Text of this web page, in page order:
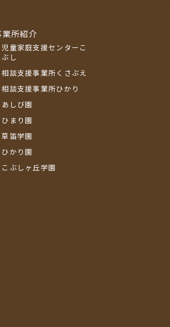
業所紹介
児童家庭支援センターこ
ぶし
相談支援事業所くさぶえ
相談支援事業所ひかり
あしび園
ひまり園
草笛学園
ひかり園
こぶしヶ丘学園